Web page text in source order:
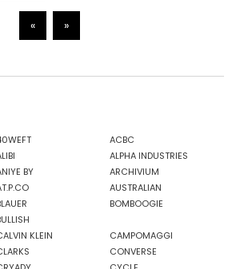
« »
ACBC
ALPHA INDUSTRIES
BY
ARCHIVIUM
AUSTRALIAN
BOMBOOGIE
KLEIN
CAMPOMAGGI
CONVERSE